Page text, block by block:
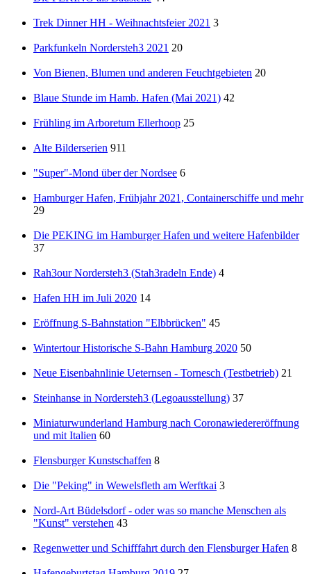
Trek Dinner HH - Weihnachtsfeier 2021 3
Parkfunkeln Nordersteh3 2021 20
Von Bienen, Blumen und anderen Feuchtgebieten 20
Blaue Stunde im Hamb. Hafen (Mai 2021) 42
Frühling im Arboretum Ellerhoop 25
Alte Bilderserien 911
"Super"-Mond über der Nordsee 6
Hamburger Hafen, Frühjahr 2021, Containerschiffe und mehr
29
Die PEKING im Hamburger Hafen und weitere Hafenbilder
37
Rah3our Nordersteh3 (Stah3radeln Ende) 4
Hafen HH im Juli 2020 14
Eröffnung S-Bahnstation "Elbbrücken" 45
Wintertour Historische S-Bahn Hamburg 2020 50
Neue Eisenbahnlinie Ueternsen - Tornesch (Testbetrieb) 21
Steinhanse in Nordersteh3 (Legoausstellung) 37
Miniaturwunderland Hamburg nach Coronawiedereröffnung
und mit Italien 60
Flensburger Kunstschaffen 8
Die "Peking" in Wewelsfleth am Werftkai 3
Nord-Art Büdelsdorf - oder was so manche Menschen als
"Kunst" verstehen 43
Regenwetter und Schifffahrt durch den Flensburger Hafen 8